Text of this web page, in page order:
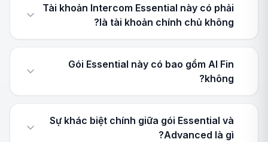
Tài khoản Intercom Essential này có phải
là tài khoản chính chủ không?
Gói Essential này có bao gồm AI Fin
không?
Sự khác biệt chính giữa gói Essential và
Advanced là gì?